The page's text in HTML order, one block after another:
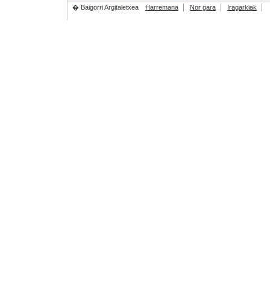
� Baigorri Argitaletxea
Harremana Nor gara Iragarkiak